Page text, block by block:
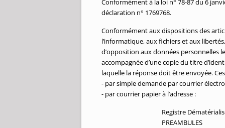
Conformément à la loi n° 78-87 du 6
déclaration n° 1769768.
Conformément aux dispositions des
l’informatique, aux fichiers et aux
d’opposition aux données personnelles
accompagnée d’une copie du titre
laquelle la réponse doit être envoyée.
- par simple demande par courrier
- par courrier papier à l’adresse :
Registre
PREAMBULES